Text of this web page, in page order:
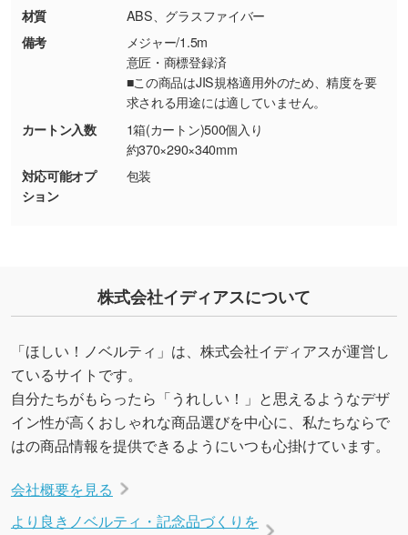
シンプルな背景のデータや、使いたいキャラク
ター部分の輪郭がはっきりしているデータは切
り抜き処理が可能です。→詳しく見る
・持っているデータの背景が足りない／塗り足
しの作り方が分からない
合、シンプルな色・柄の背景であれば拡張が可
URLをご指定いただければ、QRコードを生成
いたします。配置のご相談にも応じています。
→ 詳しく見る
材質
ABS、グラスファイバー
備考
メジャー/1.5m
意匠・商標登録済
■この商品はJIS規格適用外のため、精度を要
求される用途には適していません。
カートン入数
1箱(カートン)500個入り
約370×290×340mm
対応可能オプ
ション
包装
株式会社イディアスについて
「ほしい！ノベルティ」は、株式会社イディアスが運営し
ているサイトです。
自分たちがもらったら「うれしい！」と思えるようなデザ
イン性が高くおしゃれな商品選びを中心に、私たちならで
はの商品情報を提供できるようにいつも心掛けています。
会社概要を見る
より良きノベルティ・記念品づくりを